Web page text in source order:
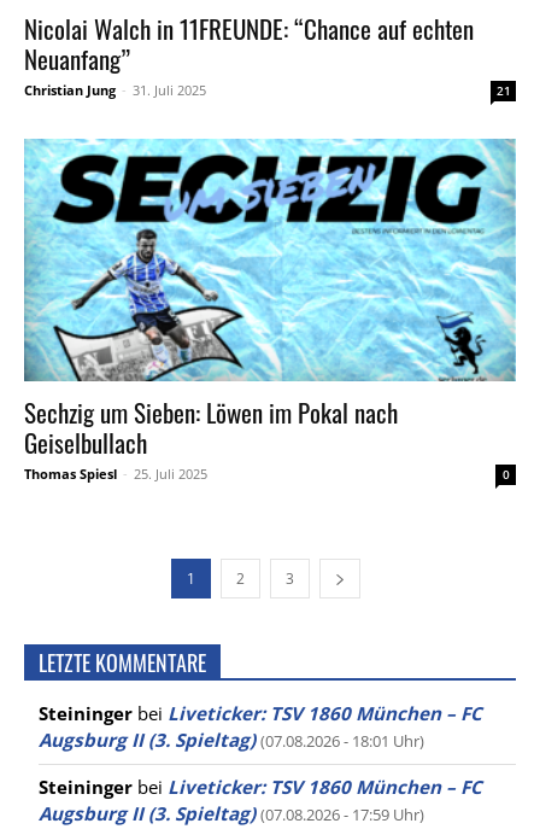
Nicolai Walch in 11FREUNDE: “Chance auf echten
Neuanfang”
Christian Jung - 31. Juli 2025 21
Sechzig um Sieben: Löwen im Pokal nach
Geiselbullach
Thomas Spiesl - 25. Juli 2025 0
1 2 3
LETZTE KOMMENTARE
Steininger bei Liveticker: TSV 1860 München – FC
Augsburg II (3. Spieltag) (07.08.2026 - 18:01 Uhr)
Steininger bei Liveticker: TSV 1860 München – FC
Augsburg II (3. Spieltag) (07.08.2026 - 17:59 Uhr)